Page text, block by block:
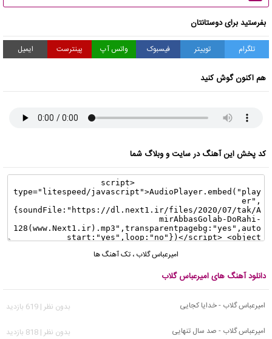
بفرستید برای دوستانتان
تلگرام توییتر فیسبوک واتس آپ پینترست ایمیل
هم اکنون گوش کنید
کد پخش این آهنگ در سایت و وبلاگ شما
امیرعباس گلاب ، تک آهنگ ها
دانلود آهنگ های امیرعباس گلاب
امیرعباس گلاب - خدایا کجایی
بدون نظر | 619 بازدید
امیرعباس گلاب - صد سال تنهایی
بدون نظر | 818 بازدید